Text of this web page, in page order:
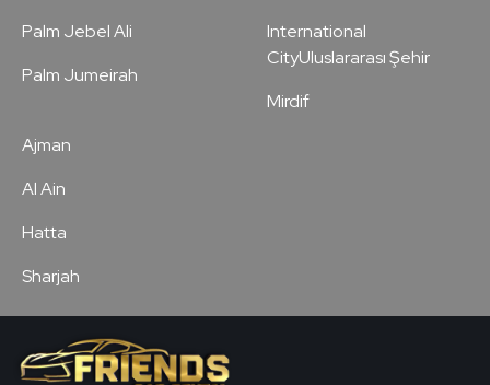
Palm Jebel Ali
Palm Jumeirah
International
CityUluslararası Şehir
Mirdif
Ajman
Al Ain
Hatta
Sharjah